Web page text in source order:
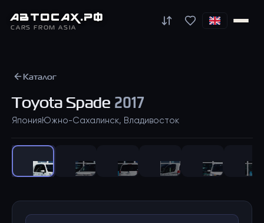
АВТОСАХ.РФ
CARS FROM ASIA
Каталог
ToyotaSpade 2017
Япония Южно-Сахалинск, Владивосток